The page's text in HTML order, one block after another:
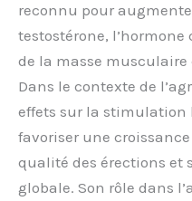
reconnu pour
testostérone,
de la masse musculaire
Dans le contexte de
effets sur la
favoriser une
qualité des érections et
globale. Son rôle dans